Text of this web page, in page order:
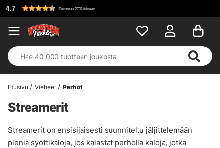
Etusivu Vieheet Perhot
Streamerit
Streamerit on ensisijaisesti suunniteltu jäljittelemään
pieniä syöttikaloja, jos kalastat perholla kaloja, jotka